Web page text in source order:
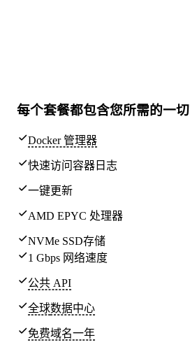
每个套餐都包含您所需的一切
Docker 管理器
快速访问容器日志
一键更新
AMD EPYC 处理器
NVMe SSD存储
1 Gbps 网络速度
公共 API
全球数据中心
免费域名一年